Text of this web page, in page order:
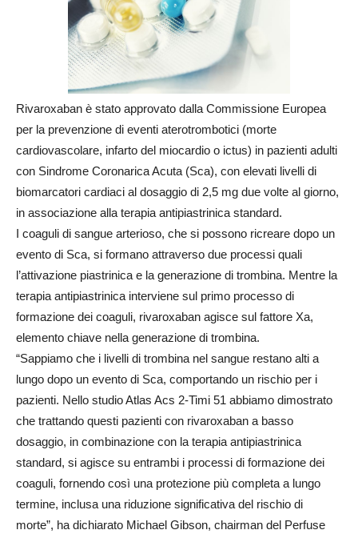
Rivaroxaban è stato approvato dalla Commissione Europea
per la prevenzione di eventi aterotrombotici (morte
cardiovascolare, infarto del miocardio o ictus) in pazienti adulti
con Sindrome Coronarica Acuta (Sca), con elevati livelli di
biomarcatori cardiaci al dosaggio di 2,5 mg due volte al giorno,
in associazione alla terapia antipiastrinica standard.
I coaguli di sangue arterioso, che si possono ricreare dopo un
evento di Sca, si formano attraverso due processi quali
l’attivazione piastrinica e la generazione di trombina. Mentre la
terapia antipiastrinica interviene sul primo processo di
formazione dei coaguli, rivaroxaban agisce sul fattore Xa,
elemento chiave nella generazione di trombina.
“Sappiamo che i livelli di trombina nel sangue restano alti a
lungo dopo un evento di Sca, comportando un rischio per i
pazienti. Nello studio Atlas Acs 2-Timi 51 abbiamo dimostrato
che trattando questi pazienti con rivaroxaban a basso
dosaggio, in combinazione con la terapia antipiastrinica
standard, si agisce su entrambi i processi di formazione dei
coaguli, fornendo così una protezione più completa a lungo
termine, inclusa una riduzione significativa del rischio di
morte”, ha dichiarato Michael Gibson, chairman del Perfuse